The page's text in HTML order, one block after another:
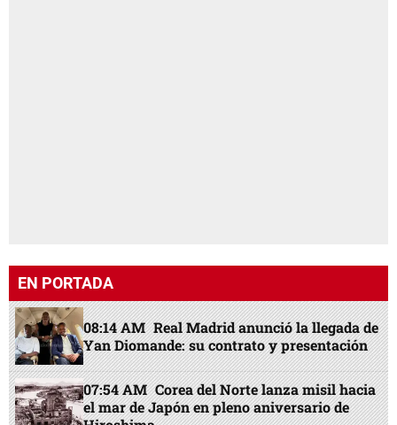
EN PORTADA
08:14 AM Real Madrid anunció la llegada de
Yan Diomande: su contrato y presentación
07:54 AM Corea del Norte lanza misil hacia
el mar de Japón en pleno aniversario de